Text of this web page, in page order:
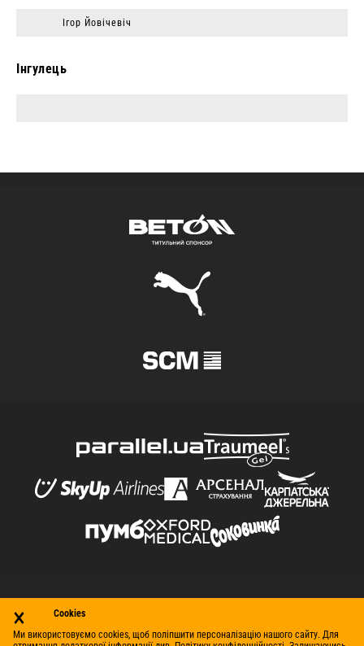
Ігор Йовічевіч
Інгулець
© Футбольний клуб «Шахтар» (Донецьк), 1998–2026. Усі
×
Cookies
Ми використовуємо cookies, щоб поліпшити персоналізацію нашого сайту. Для